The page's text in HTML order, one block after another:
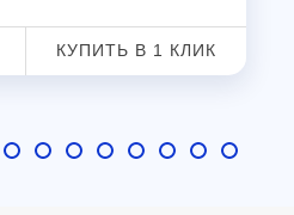
КУПИТЬ В 1 КЛИК